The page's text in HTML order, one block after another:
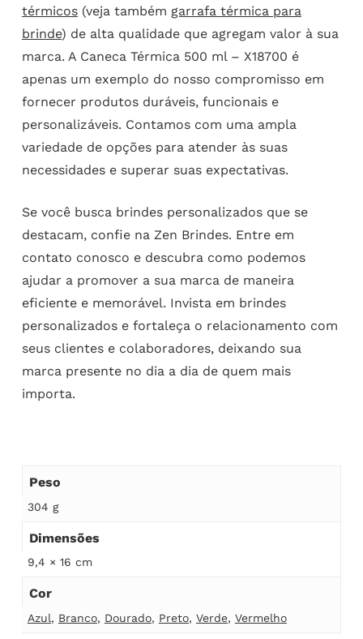
térmicos(veja também garrafa térmica para
brinde) de alta qualidade que agregam valor à sua
marca. A Caneca Térmica 500 ml – X18700 é
apenas um exemplo do nosso compromisso em
fornecer produtos duráveis, funcionais e
personalizáveis. Contamos com uma ampla
variedade de opções para atender às suas
necessidades e superar suas expectativas.
Se você busca brindes personalizados que se
destacam, confie na Zen Brindes. Entre em
contato conosco e descubra como podemos
ajudar a promover a sua marca de maneira
eficiente e memorável. Invista em brindes
personalizados e fortaleça o relacionamento com
seus clientes e colaboradores, deixando sua
marca presente no dia a dia de quem mais
importa.
Peso
304 g
Dimensões
9,4 × 16 cm
Cor
Azul, Branco, Dourado, Preto, Verde, Vermelho